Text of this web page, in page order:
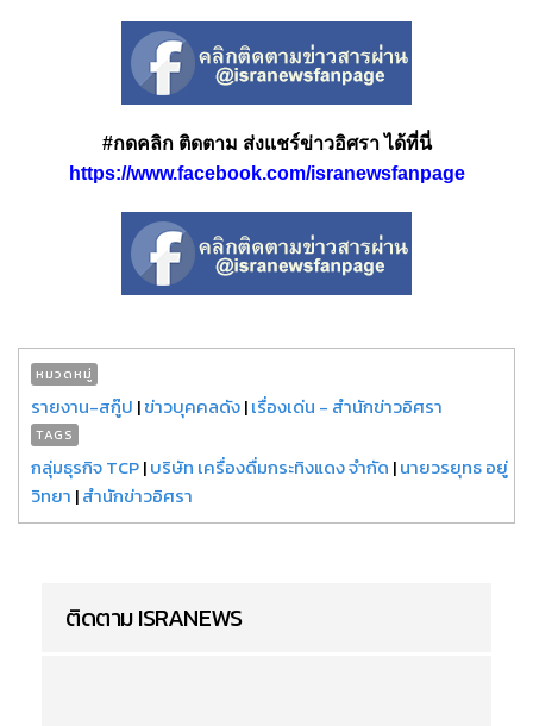
#กดคลิก ติดตาม ส่งแชร์ข่าวอิศรา ได้ที่นี่
https://www.facebook.com/isranewsfanpage
หมวดหมู่
รายงาน-สกู๊ป |ข่าวบุคคลดัง|เรื่องเด่น - สำนักข่าวอิศรา
TAGS
กลุ่มธุรกิจ TCP|บริษัท เครื่องดื่มกระทิงแดง จำกัด |นายวรยุทธ อยู่
วิทยา |สำนักข่าวอิศรา
ติดตาม ISRANEWS